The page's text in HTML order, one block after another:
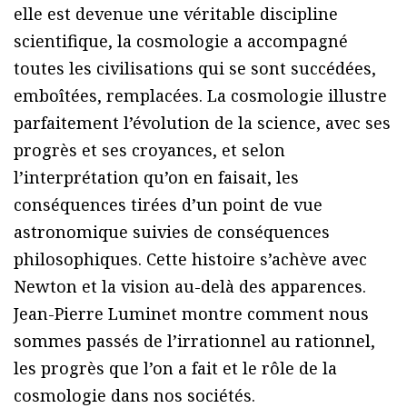
elle est devenue une véritable discipline
scientifique, la cosmologie a accompagné
toutes les civilisations qui se sont succédées,
emboîtées, remplacées. La cosmologie illustre
parfaitement l’évolution de la science, avec ses
progrès et ses croyances, et selon
l’interprétation qu’on en faisait, les
conséquences tirées d’un point de vue
astronomique suivies de conséquences
philosophiques. Cette histoire s’achève avec
Newton et la vision au-delà des apparences.
Jean-Pierre Luminet montre comment nous
sommes passés de l’irrationnel au rationnel,
les progrès que l’on a fait et le rôle de la
cosmologie dans nos sociétés.